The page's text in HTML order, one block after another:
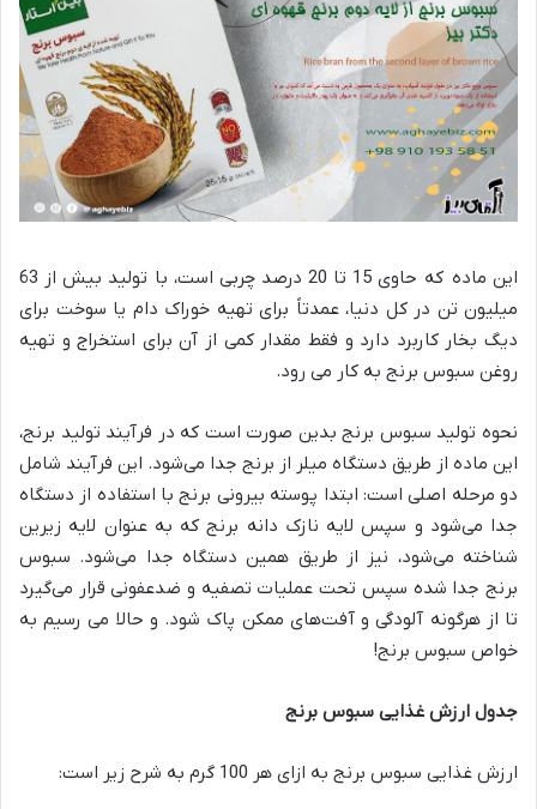
این ماده که حاوی 15 تا 20 درصد چربی است، با تولید بیش از 63
میلیون تن در کل دنیا، عمدتاً برای تهیه خوراک دام یا سوخت برای
دیگ بخار کاربرد دارد و فقط مقدار کمی از آن برای استخراج و تهیه
روغن سبوس برنج به کار می رود.
نحوه تولید سبوس برنج بدین صورت است که در فرآیند تولید برنج،
این ماده از طریق دستگاه میلر از برنج جدا می‌شود. این فرآیند شامل
دو مرحله اصلی است: ابتدا پوسته بیرونی برنج با استفاده از دستگاه
جدا می‌شود و سپس لایه نازک دانه برنج که به عنوان لایه زیرین
شناخته می‌شود، نیز از طریق همین دستگاه جدا می‌شود. سبوس
برنج جدا شده سپس تحت عملیات تصفیه و ضدعفونی قرار می‌گیرد
تا از هرگونه آلودگی و آفت‌های ممکن پاک شود. و حالا می رسیم به
خواص سبوس برنج!
جدول ارزش غذایی سبوس برنج
ارزش غذایی سبوس برنج به ازای هر 100 گرم به شرح زیر است: